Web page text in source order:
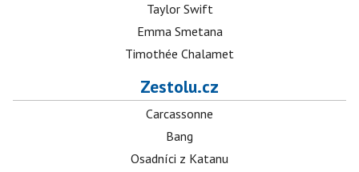
Taylor Swift
Emma Smetana
Timothée Chalamet
Zestolu.cz
Carcassonne
Bang
Osadníci z Katanu